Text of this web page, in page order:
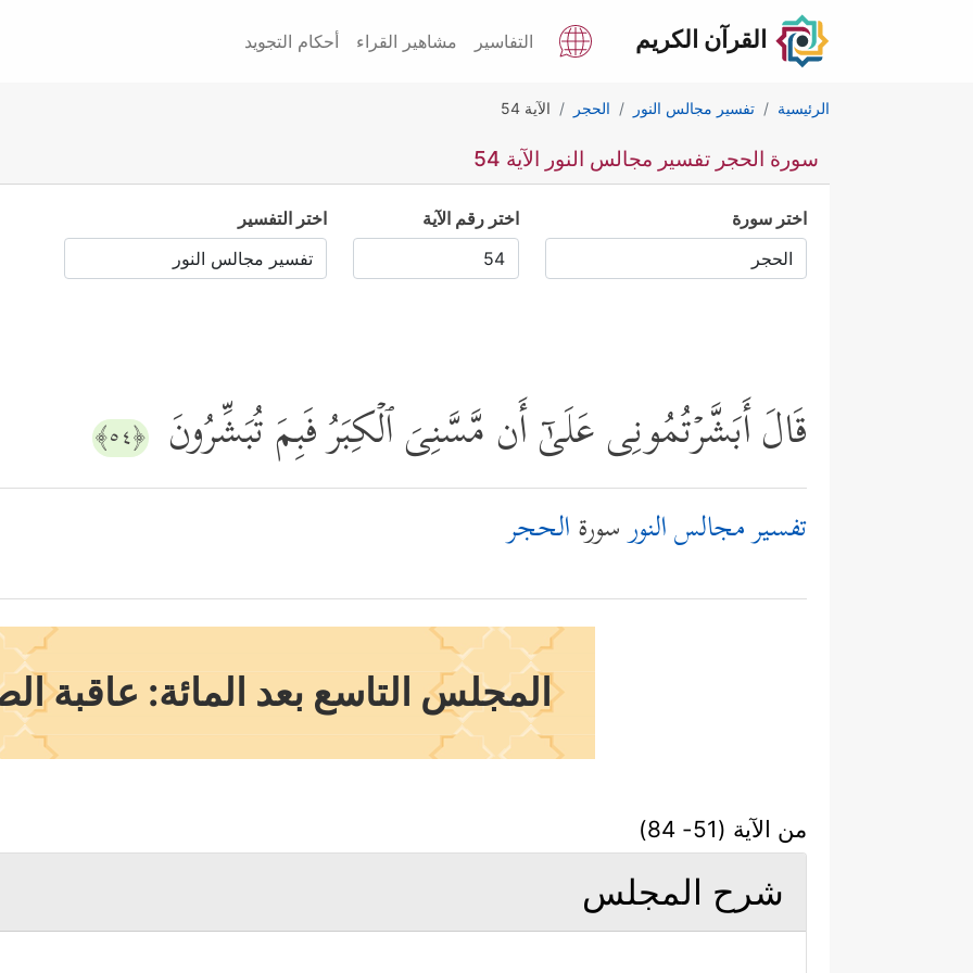
القرآن الكريم التفاسير مشاهير القراء أحكام التجويد
الرئيسية تفسير مجالس النور الحجر الآية 54
سورة الحجر تفسير مجالس النور الآية 54
اختر سورة اختر رقم الآية اختر التفسير
قَالَ أَبَشَّرۡتُمُونِی عَلَىٰۤ أَن مَّسَّنِیَ ٱلۡكِبَرُ فَبِمَ تُبَشِّرُونَ ﴿٥٤﴾
تفسير مجالس النورسورةالحجر
المجلس التاسع بعد المائة: عاقبة
من الآية (51- 84)
شرح المجلس